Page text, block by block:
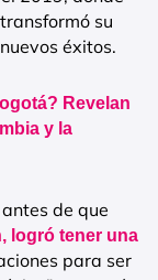
su
éxitos.
Revelan
y la
de que
logró tener una
para ser